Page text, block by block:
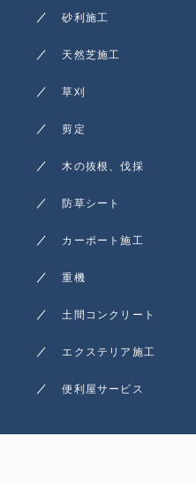
砂利施工
天然芝施工
草刈
剪定
木の抜根、伐採
防草シート
カーポート施工
重機
土間コンクリート
エクステリア施工
便利屋サービス